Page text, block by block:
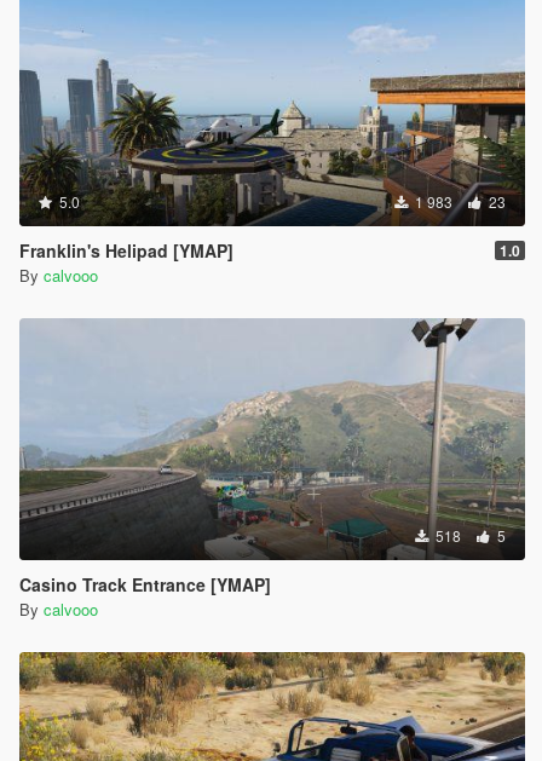
5.0 1 983 23
Franklin's Helipad [YMAP] 1.0
By calvooo
518 5
Casino Track Entrance [YMAP]
By calvooo